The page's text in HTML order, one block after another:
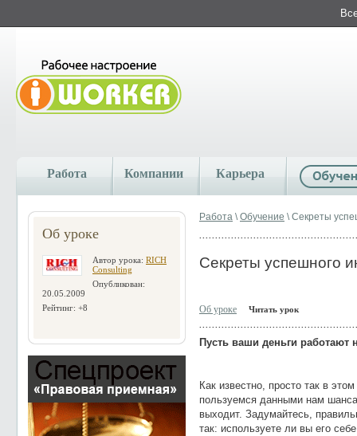
Работа Компании Карьера
Об уроке
Автор урока: RICH
Consulting
Опубликован:
20.05.2009
Рейтинг: +8
Работа \Обучение \ Секреты
Секреты успешного
Об уроке Читать урок
Пусть ваши деньги работают
Как известно, просто так в
пользуемся данными нам
выходит. Задумайтесь,
так: используете ли вы его